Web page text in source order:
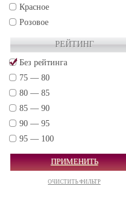
Красное
Розовое
РЕЙТИНГ
Без рейтинга
75 — 80
80 — 85
85 — 90
90 — 95
95 — 100
ПРИМЕНИТЬ
ОЧИСТИТЬ ФИЛЬТР